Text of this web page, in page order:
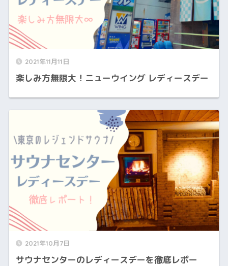
2021年11月11日
楽しみ方無限大！ニューウイング レディースデー
2021年10月7日
サウナセンターのレディースデーを徹底レポー